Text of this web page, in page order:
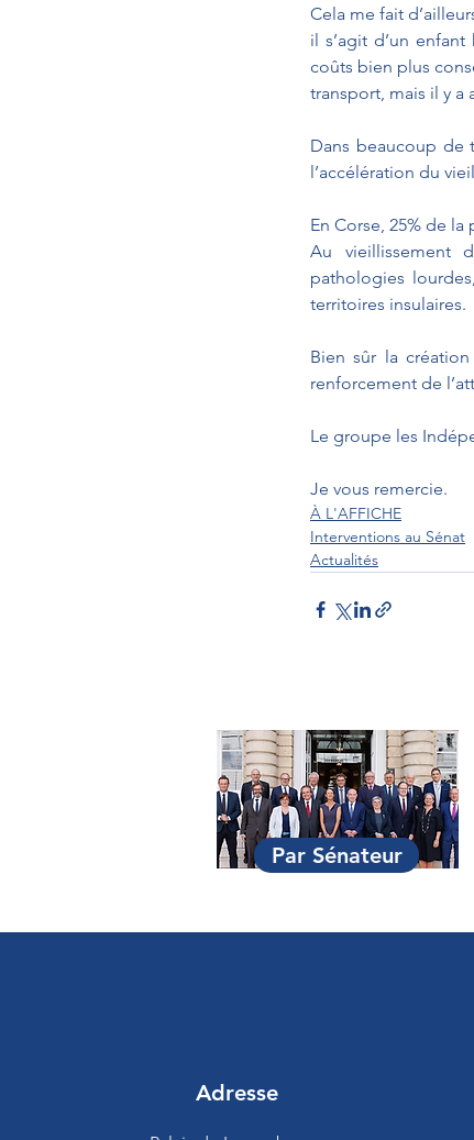
Cela me fait
il s’agit d’un
coûts bien plus
transport, mais il y a
Dans beaucoup de
l’accélération du
En Corse, 25% de
Au vieillissement
pathologies
territoires insulaires.
Bien sûr la
renforcement de
Le groupe les
Je vous remercie.
À L'AFFICHE
Interventions au Sénat
Actualités
Par Sénateur
Adresse